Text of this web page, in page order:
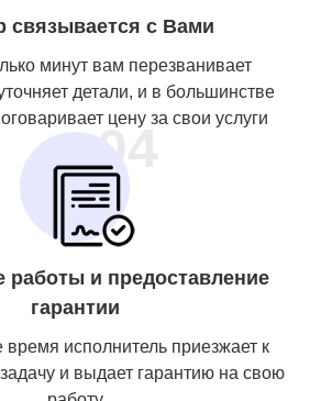
связывается с Вами
минут вам перезванивает
детали, и в большинстве
цену за свои услуги
04
работы и предоставление
гарантии
время исполнитель приезжает к
и выдает гарантию на свою